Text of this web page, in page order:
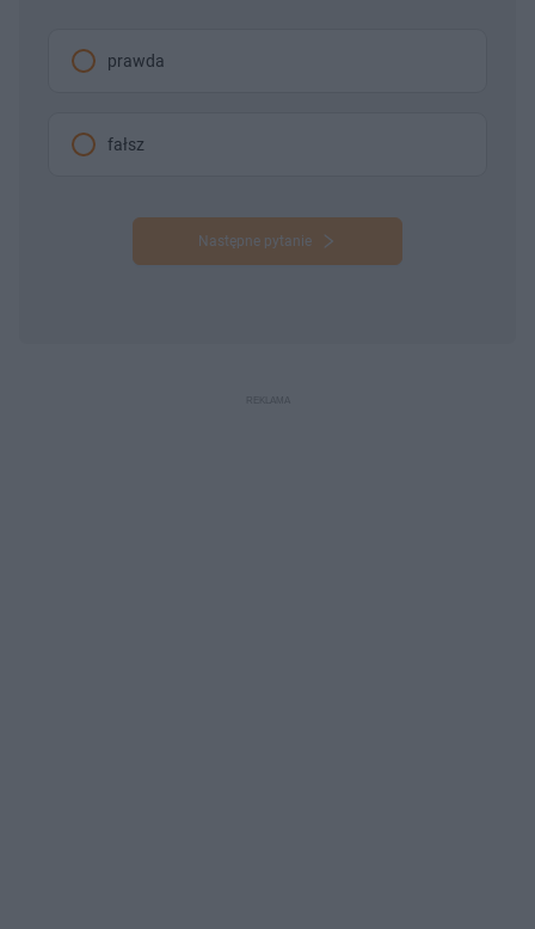
prawda
fałsz
Następne pytanie